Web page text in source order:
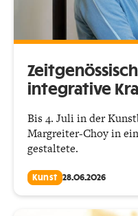
integrative
Bis 4. Juli in der
Margreiter-Choy in
gestaltete.
Kunst 28.06.2026